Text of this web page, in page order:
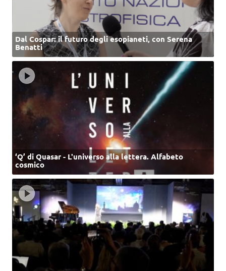
Dal Cospar: il futuro degli esopianeti, con Serena
Benatti
‘Q’ di Quasar - L'universo alla lettera. Alfabeto
cosmico